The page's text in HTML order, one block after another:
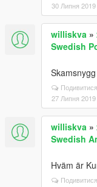
30 Липня 2019
williskva »
Swedish
27 Липня 2019
williskva »
Swedish
Hväm är